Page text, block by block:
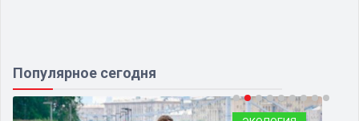
Популярное сегодня